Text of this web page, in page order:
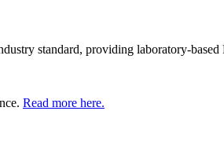
standard, providing laboratory-based
Read more here.